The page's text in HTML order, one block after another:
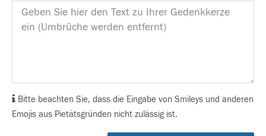
Bitte beachten Sie, dass die Eingabe von Smileys und anderen
Emojis aus Pietätsgründen nicht zulässig ist.